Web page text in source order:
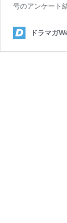
号のアンケート
ドラマガ